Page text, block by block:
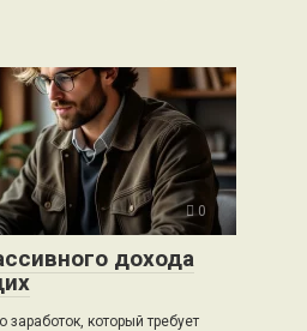
0
дохода
который требует